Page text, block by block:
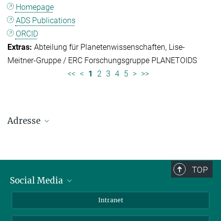
Homepage
ADS Publications
ORCID
Abteilung für Planetenwissenschaften Lise-
Meitner-Gruppe / ERC Forschungsgruppe PLANETOIDS
<< < 1 2 3 4 5 > >>
Adresse
Telefon: +49 551 384 979-0
E-Mail:presseinfo@mps.mpg.de
TOP
Social Media
Intranet